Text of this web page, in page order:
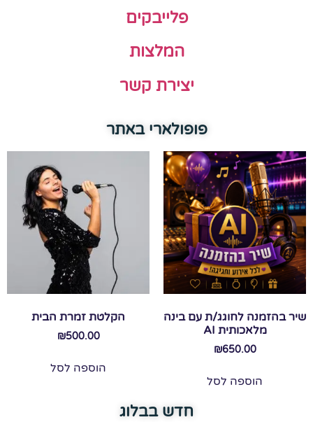
פלייבקים
המלצות
יצירת קשר
פופולארי באתר
שיר בהזמנה לחוגג/ת עם בינה
מלאכותית AI
₪650.00
הוספה לסל
הקלטת זמרת הבית
₪500.00
הוספה לסל
חדש בבלוג